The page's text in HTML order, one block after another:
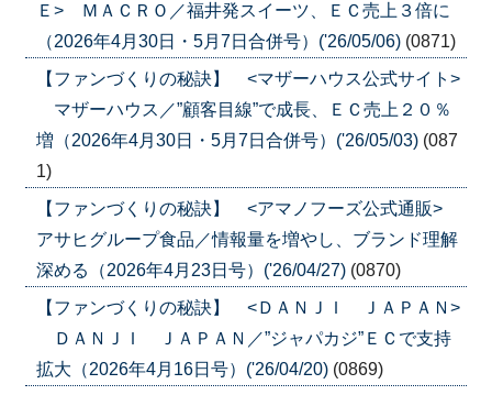
Ｅ> ＭＡＣＲＯ／福井発スイーツ、ＥＣ売上３倍に
（2026年4月30日・5月7日合併号）('26/05/06) (0871)
【ファンづくりの秘訣】 <マザーハウス公式サイト>
マザーハウス／”顧客目線”で成長、ＥＣ売上２０％
増（2026年4月30日・5月7日合併号）('26/05/03) (087
1)
【ファンづくりの秘訣】 <アマノフーズ公式通販>
アサヒグループ食品／情報量を増やし、ブランド理解
深める（2026年4月23日号）('26/04/27) (0870)
【ファンづくりの秘訣】 <ＤＡＮＪＩ ＪＡＰＡＮ>
ＤＡＮＪＩ ＪＡＰＡＮ／”ジャパカジ”ＥＣで支持
拡大（2026年4月16日号）('26/04/20) (0869)